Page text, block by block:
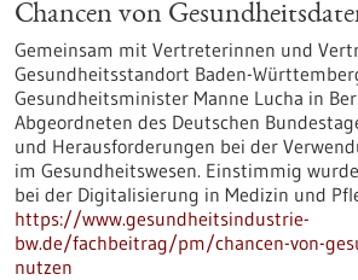
Chancen von
Gemeinsam mit Vertreterinnen und
Gesundheitsstandort Baden-
Gesundheitsminister Manne Lucha in
Abgeordneten des Deutschen
und Herausforderungen bei der
im Gesundheitswesen. Einstimmig
bei der Digitalisierung in Medizin und
https://www.gesundheitsindustrie-
bw.de/fachbeitrag/pm/chancen-von-
nutzen